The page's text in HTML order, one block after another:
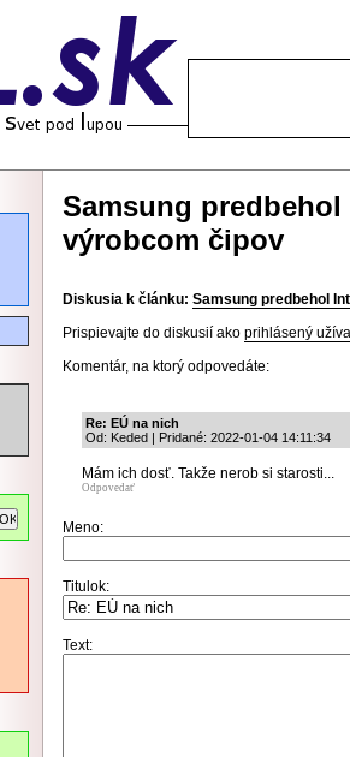
Samsung
výrobcom čipov
Diskusia k článku: Samsung predbehol
Prispievajte do diskusií ako prihlásený
Komentár, na ktorý odpovedáte:
Re: EÚ na nich
Od: Keded | Pridané: 2022-01-04 14:11:34
Mám ich dosť. Takže nerob si starosti...
Odpovedať
Meno:
Titulok:
Text: